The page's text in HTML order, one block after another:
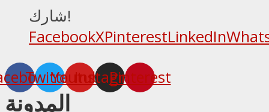
شارك!
FacebookXPinterestLinkedIn
TwitterYoutube
Instagram
Pinterest
المدونة